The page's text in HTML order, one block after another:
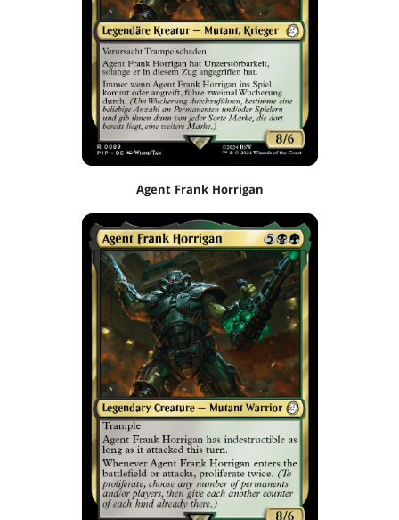
Agent Frank Horrigan